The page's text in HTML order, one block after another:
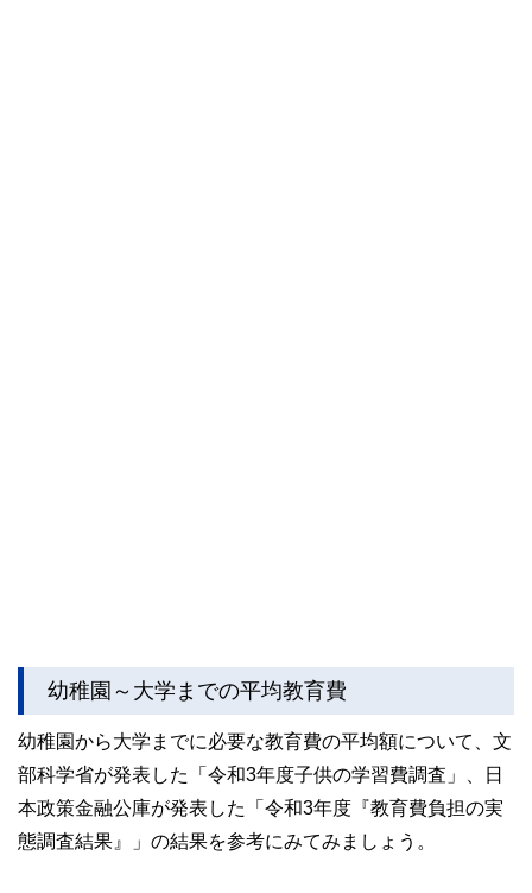
幼稚園～大学までの平均教育費
幼稚園から大学までに必要な教育費の平均額について、文
部科学省が発表した「令和3年度子供の学習費調査」、日
本政策金融公庫が発表した「令和3年度『教育費負担の実
態調査結果』」の結果を参考にみてみましょう。